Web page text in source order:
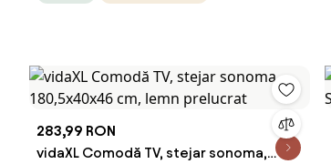
283,99 RON
vidaXL Comodă TV, stejar sonoma,